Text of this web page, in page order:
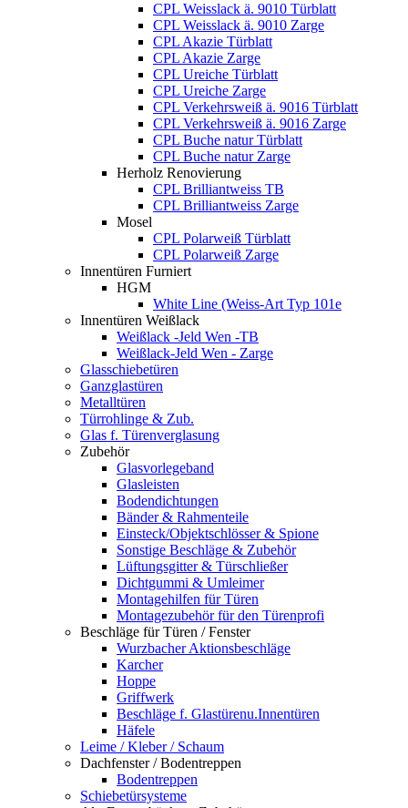
CPL Weisslack ä. 9010 Türblatt
CPL Weisslack ä. 9010 Zarge
CPL Akazie Türblatt
CPL Akazie Zarge
CPL Ureiche Türblatt
CPL Ureiche Zarge
CPL Verkehrsweiß ä. 9016 Türblatt
CPL Verkehrsweiß ä. 9016 Zarge
CPL Buche natur Türblatt
CPL Buche natur Zarge
Herholz Renovierung
CPL Brilliantweiss TB
CPL Brilliantweiss Zarge
Mosel
CPL Polarweiß Türblatt
CPL Polarweiß Zarge
Innentüren Furniert
HGM
White Line (Weiss-Art Typ 101e
Innentüren Weißlack
Weißlack -Jeld Wen -TB
Weißlack-Jeld Wen - Zarge
Glasschiebetüren
Ganzglastüren
Metalltüren
Türrohlinge & Zub.
Glas f. Türenverglasung
Zubehör
Glasvorlegeband
Glasleisten
Bodendichtungen
Bänder & Rahmenteile
Einsteck/Objektschlösser & Spione
Sonstige Beschläge & Zubehör
Lüftungsgitter & Türschließer
Dichtgummi & Umleimer
Montagehilfen für Türen
Montagezubehör für den Türenprofi
Beschläge für Türen / Fenster
Wurzbacher Aktionsbeschläge
Karcher
Hoppe
Griffwerk
Beschläge f. Glastürenu.Innentüren
Häfele
Leime / Kleber / Schaum
Dachfenster / Bodentreppen
Bodentreppen
Schiebetürsysteme